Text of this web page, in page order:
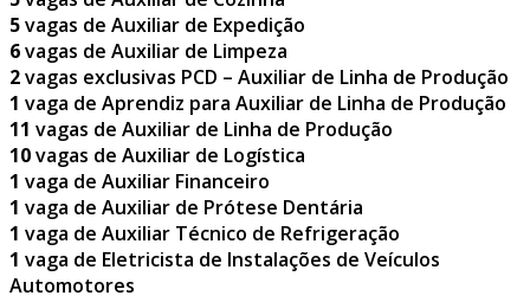
5vagas de Auxiliar de Expedição
6vagas de Auxiliar de Limpeza
2vagas exclusivas PCD – Auxiliar de Linha de Produção
1 vaga de Aprendiz para Auxiliar de Linha de Produção
11 vagas de Auxiliar de Linha de Produção
10vagas de Auxiliar de Logística
1 vaga de Auxiliar Financeiro
1 vaga de Auxiliar de Prótese Dentária
1 vaga de Auxiliar Técnico de Refrigeração
1 vaga de Eletricista de Instalações de Veículos
Automotores